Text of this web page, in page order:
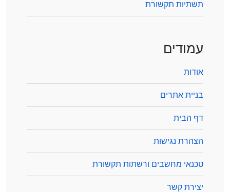
תשתיות תקשורת
עמודים
אודות
בניית אתרים
דף הבית
הצהרת נגישות
טכנאי מחשבים ורשתות תקשורת
יצירת קשר